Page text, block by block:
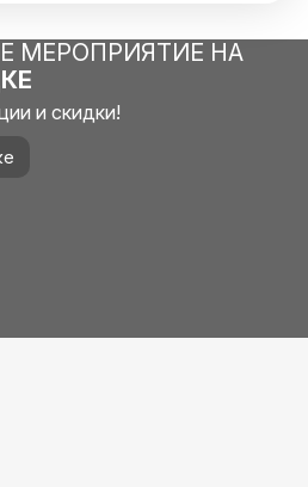
МЕРОПРИЯТИЕ НА
и скидки!